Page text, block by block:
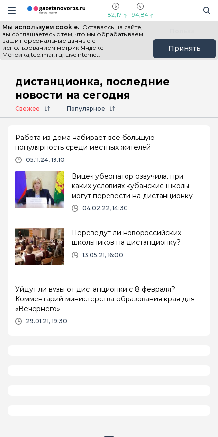
Информационный портал "ГазетаНоворос.ру"
Навигация сайта
82,17 94,84
Мы используем cookie. Оставаясь на сайте,
вы соглашаетесь с тем, что мы обрабатываем
ваши персональные данные с
использованием метрик Яндекс
Метрика,top.mail.ru, LiveInternet.
Принять
Все новости Новости России
Главная # дистанционка
дистанционка, последние
новости на сегодня
Свежее Популярное
Работа из дома набирает все большую
популярность среди местных жителей
05.11.24, 19:10
Вице-губернатор озвучила, при
каких условиях кубанские школы
могут перевести на дистанционку
04.02.22, 14:30
Переведут ли новороссийских
школьников на дистанционку?
13.05.21, 16:00
Уйдут ли вузы от дистанционки с 8 февраля?
Комментарий министерства образования края для
«Вечернего»
29.01.21, 19:30